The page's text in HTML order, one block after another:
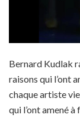
Bernard Kudlak
raisons qui l’ont
chaque artiste
qui l’ont amené